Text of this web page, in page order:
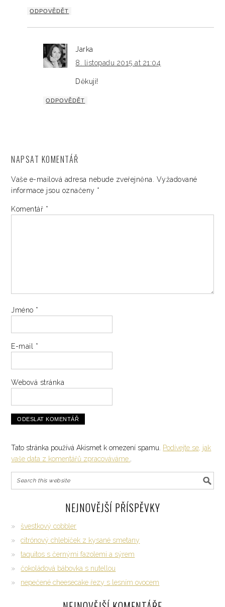
ODPOVĚDĚT
Jarka
8. listopadu 2015 at 21:04
Děkuji!
ODPOVĚDĚT
NAPSAT KOMENTÁŘ
Vaše e-mailová adresa nebude zveřejněna. Vyžadované
informace jsou označeny *
Komentář *
Jméno *
E-mail *
Webová stránka
Tato stránka používá Akismet k omezení spamu. Podívejte se, jak
vaše data z komentářů zpracováváme..
NEJNOVĚJŠÍ PŘÍSPĚVKY
švestkový cobbler
citrónový chlebíček z kysané smetany
taquitos s černými fazolemi a sýrem
čokoládová bábovka s nutellou
nepečené cheesecake řezy s lesním ovocem